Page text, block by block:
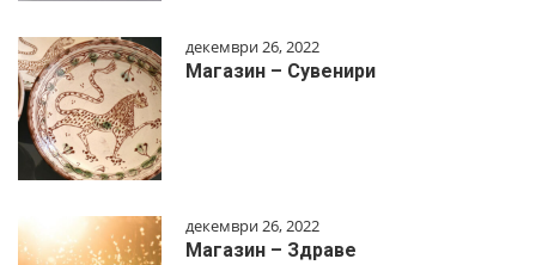
декември 26, 2022
Магазин – Сувенири
декември 26, 2022
Магазин – Здраве